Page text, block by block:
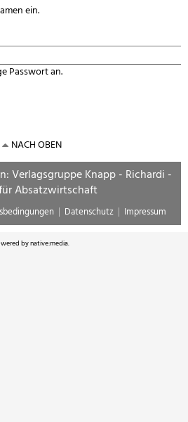
ein.
Passwort an.
NACH OBEN
Verlagsgruppe Knapp - Richardi -
Absatzwirtschaft
Datenschutz Impressum
bynative:media.